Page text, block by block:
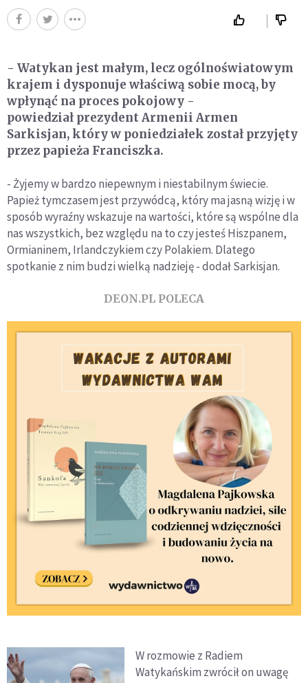
- Watykan jest małym, lecz ogólnoświatowym
krajem i dysponuje właściwą sobie mocą, by
wpłynąć na proces pokojowy -
powiedział prezydent Armenii Armen
Sarkisjan, który w poniedziałek został przyjęty
przez papieża Franciszka.
- Żyjemy w bardzo niepewnym i niestabilnym świecie.
Papież tymczasem jest przywódcą, który ma jasną wizję i w
sposób wyraźny wskazuje na wartości, które są wspólne dla
nas wszystkich, bez względu na to czy jesteś Hiszpanem,
Ormianinem, Irlandczykiem czy Polakiem. Dlatego
spotkanie z nim budzi wielką nadzieję - dodał Sarkisjan.
DEON.PL POLECA
W rozmowie z Radiem
Watykańskim zwrócił on uwagę